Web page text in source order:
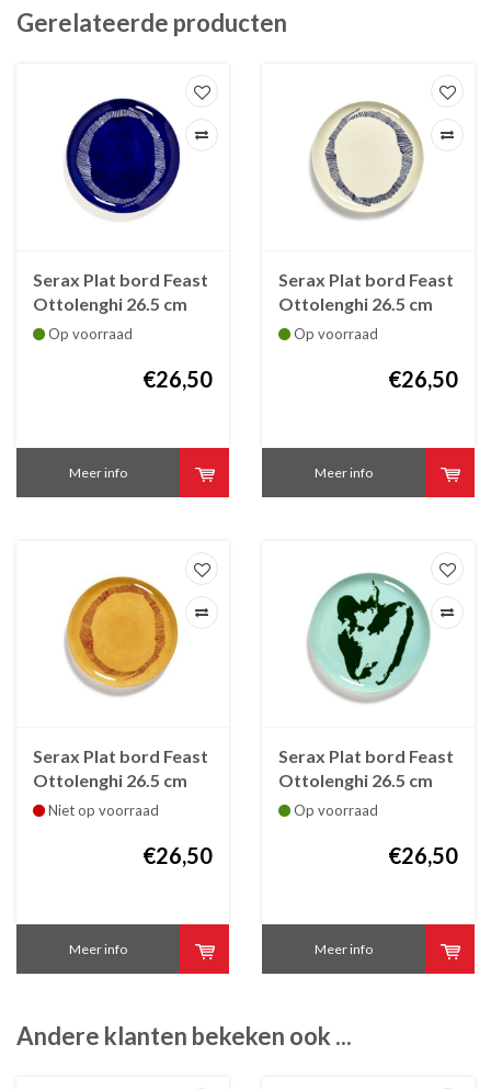
Gerelateerde producten
Serax Plat bord Feast
Ottolenghi 26.5 cm
blauw met witte
Op voorraad
€26,50
Meer info
Serax Plat bord Feast
Ottolenghi 26.5 cm
wit met blauwe
Op voorraad
€26,50
Meer info
Serax Plat bord Feast
Ottolenghi 26.5 cm
geel met rode
Niet op voorraad
€26,50
Meer info
Serax Plat bord Feast
Ottolenghi 26.5 cm
azuur met groene
Op voorraad
€26,50
Meer info
Andere klanten bekeken ook ...